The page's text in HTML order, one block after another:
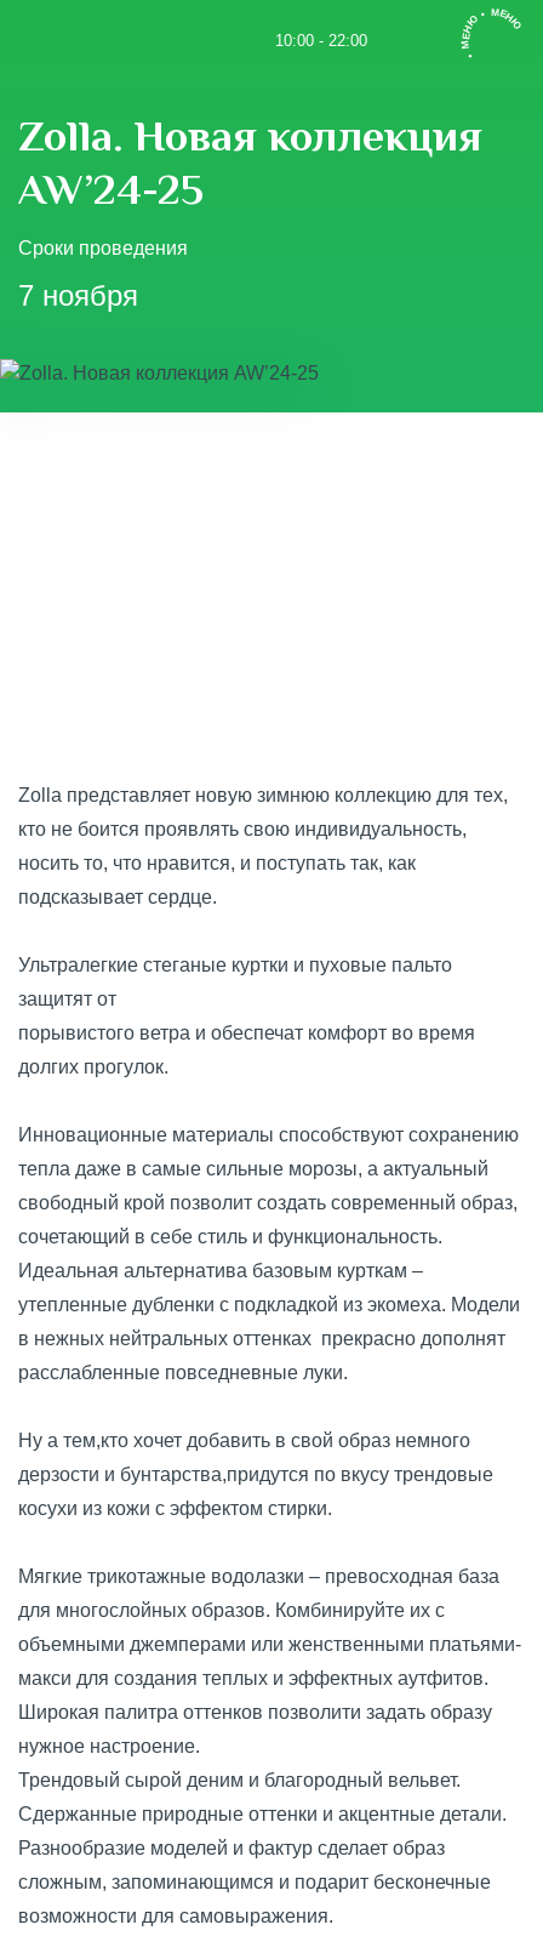
10:00 - 22:00 • МЕНЮ • МЕНЮ
Zolla. Новая коллекция
AW’24-25
Сроки проведения
7 ноября
Zolla представляет новую зимнюю коллекцию для тех,
кто не боится проявлять свою индивидуальность,
носить то, что нравится, и поступать так, как
подсказывает сердце.
Ультралегкие стеганые куртки и пуховые пальто
защитят от
порывистого ветра и обеспечат комфорт во время
долгих прогулок.
Инновационные материалы способствуют сохранению
тепла даже в самые сильные морозы, а актуальный
свободный крой позволит создать современный образ,
сочетающий в себе стиль и функциональность.
Идеальная альтернатива базовым курткам –
утепленные дубленки с подкладкой из экомеха. Модели
в нежных нейтральных оттенках прекрасно дополнят
расслабленные повседневные луки.
Ну а тем,кто хочет добавить в свой образ немного
дерзости и бунтарства,придутся по вкусу трендовые
косухи из кожи с эффектом стирки.
Мягкие трикотажные водолазки – превосходная база
для многослойных образов. Комбинируйте их с
объемными джемперами или женственными платьями-
макси для создания теплых и эффектных аутфитов.
Широкая палитра оттенков позволити задать образу
нужное настроение.
Трендовый сырой деним и благородный вельвет.
Сдержанные природные оттенки и акцентные детали.
Разнообразие моделей и фактур сделает образ
сложным, запоминающимся и подарит бесконечные
возможности для самовыражения.